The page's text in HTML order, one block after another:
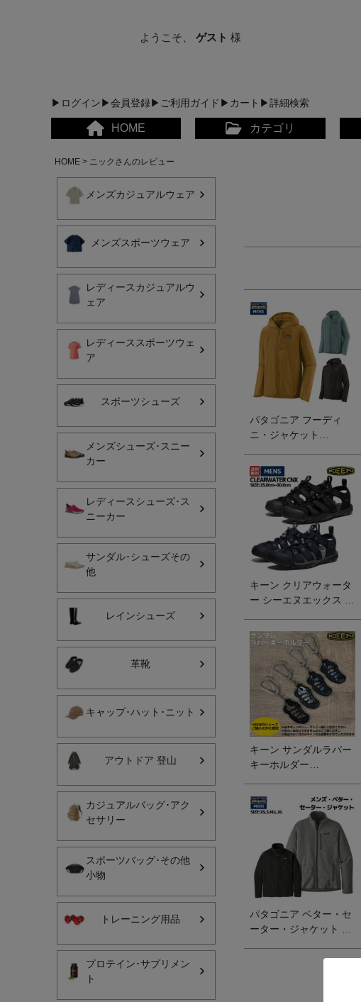
ようこそ、 ゲスト様
▶ログイン▶会員登録▶ご利用ガイド ▶カート ▶詳細検索
HOME カテゴリ
レディースカジュアルウェア
メンズスポーツウェア
レディーススポーツウェア
スポーツシューズ
メンズシューズ･スニーカー
レディースシューズ･スニーカー
アウトドア 登山
キャップ･ハット･ニット
全てのカテゴリを見る
キャンプ・フェス
通学
全てのシーンを見る
HOME ニックさんのレビュー
メンズカジュアルウェア
メンズスポーツウェア
レディースカジュアルウ
ェア
レディーススポーツウェ
ア
スポーツシューズ
メンズシューズ･スニー
カー
レディースシューズ･ス
ニーカー
サンダル･シューズその
他
レインシューズ
革靴
キャップ･ハット･ニット
アウトドア 登山
カジュアルバッグ･アク
セサリー
スポーツバッグ･その他
小物
トレーニング用品
プロテイン･サプリメン
ト
パタゴニア フーディ
ニ・ジャケット
HOUDINI JKT
キーン クリアウォータ
ー シーエヌエックス サ
トドア カジュアル キャ
ンプ フェス 街歩き タ
ウンユース KEEN
CLEARWATER CNX
キーン サンダルラバー
キーホルダー
数量限定アイテム ノベ
ルティー カラビナ マス
コット チャーム アクセ
パタゴニア ベター・セ
ーター・ジャケット ジ
ース ニット M’s カジュ